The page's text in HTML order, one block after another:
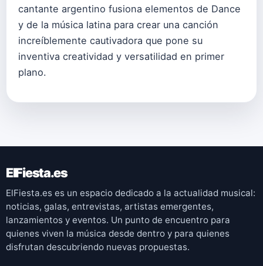
cantante argentino fusiona elementos de Dance
y de la música latina para crear una canción
increíblemente cautivadora que pone su
inventiva creatividad y versatilidad en primer
plano.
ElFiesta.es
ElFiesta.es es un espacio dedicado a la actualidad musical:
noticias, galas, entrevistas, artistas emergentes,
lanzamientos y eventos. Un punto de encuentro para
quienes viven la música desde dentro y para quienes
disfrutan descubriendo nuevas propuestas.